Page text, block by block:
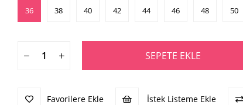
36 38 40 42 44 46 48 50
Favorilere Ekle İstek Listeme Ekle